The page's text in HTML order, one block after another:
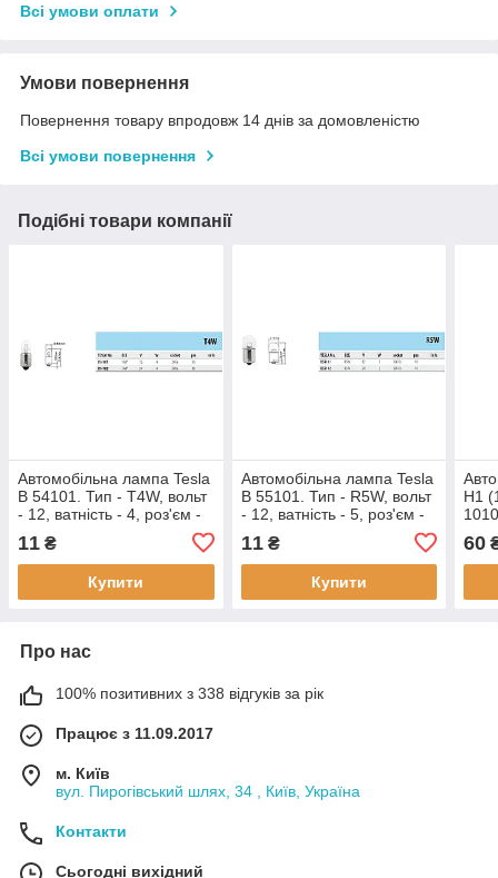
Всі умови оплати
Умови повернення
Повернення товару впродовж 14 днів за домовленістю
Всі умови повернення
Подібні товари компанії
Автомобільна лампа Tesla
B 54101. Тип - T4W, вольт
- 12, ватність - 4, роз'єм -
11 ₴
Купити
Автомобільна лампа Tesla
B 55101. Тип - R5W, вольт
- 12, ватність - 5, роз'єм -
11₴
Купити
H1
60
Про нас
100% позитивних з 338 відгуків за рік
Працює з 11.09.2017
м. Київ
вул. Пирогівський шлях, 34 , Київ, Україна
Контакти
Сьогодні вихідний